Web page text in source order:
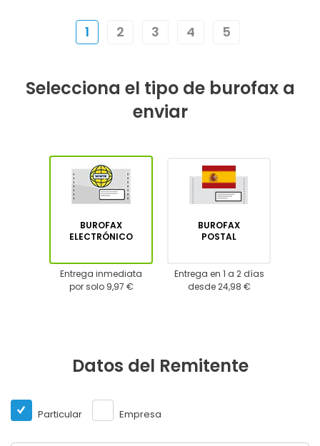
1 2 3 4 5
Selecciona el tipo de burofax a
enviar
BUROFAX
ELECTRÓNICO
Entrega inmediata
por solo 9,97 €
BUROFAX
POSTAL
Entrega en 1 a 2 días
desde 24,98 €
Datos del Remitente
Particular Empresa